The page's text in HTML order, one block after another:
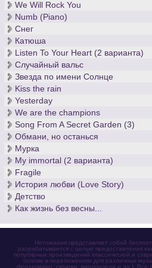
скрипачом мира.
Никколо Паганини писал не
гитары. Скачать ноты
каприсов для скрипки соло
можете здесь.
We Will Rock You
Numb (Piano)
Снег
Катюша
Listen To Your Heart (2 варианта)
Случайный вальс
Звезда по имени Солнце
Kiss the rain
Yesterday
We are the champions
Song From A Secret Garden (3)
Обмани, но останься
Мурка
My immortal (2 варианта)
Fragile
История любви (Love Story)
Детство
Как жизнь без весны...
Нотомания представляет собой
разрабатывается с целью предоставления
популярных произведений классической и
основе в переложениях для различных
фортепиано, скрипки, виолончели и др.). Все